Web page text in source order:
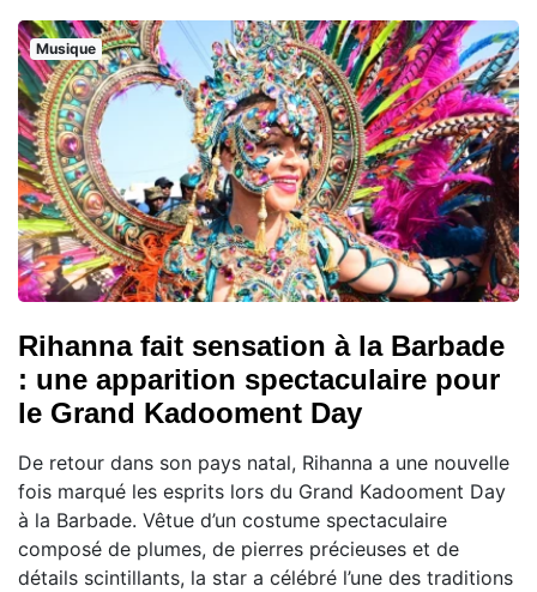
Musique
Rihanna fait sensation à la Barbade
: une apparition spectaculaire pour
le Grand Kadooment Day
De retour dans son pays natal, Rihanna a une nouvelle
fois marqué les esprits lors du Grand Kadooment Day
à la Barbade. Vêtue d’un costume spectaculaire
composé de plumes, de pierres précieuses et de
détails scintillants, la star a célébré l’une des traditions